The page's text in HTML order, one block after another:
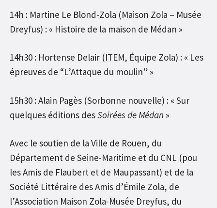
14h : Martine Le Blond-Zola (Maison Zola – Musée
Dreyfus) : « Histoire de la maison de Médan »
14h30 : Hortense Delair (ITEM, Équipe Zola) : « Les
épreuves de “L’Attaque du moulin” »
15h30 : Alain Pagès (Sorbonne nouvelle) : « Sur
quelques éditions desSoirées de Médan »
Avec le soutien de la Ville de Rouen, du
Département de Seine-Maritime et du CNL (pou
les Amis de Flaubert et de Maupassant) et de la
Société Littéraire des Amis d’Émile Zola, de
l’Association Maison Zola-Musée Dreyfus, du